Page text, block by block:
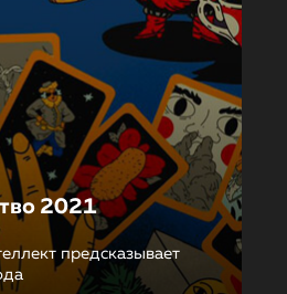
2021
предсказывает